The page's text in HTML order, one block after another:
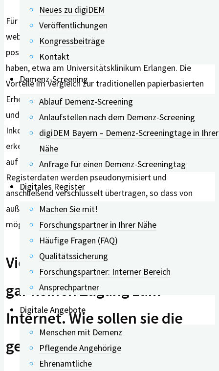
Neues zu digiDEM
Veröffentlichungen
Kongressbeiträge
Kontakt
Demenz-Screening
Ablauf Demenz-Screening
Anlaufstellen nach dem Demenz-Screening
digiDEM Bayern – Demenz-Screeningtage in Ihrer
Nähe
Anfrage für einen Demenz-Screeningtag
Digitales Register
Machen Sie mit!
Forschungspartner in Ihrer Nähe
Häufige Fragen (FAQ)
Qualitätssicherung
Forschungspartner: Interner Bereich
Ansprechpartner
Digitale Angebote
Menschen mit Demenz
Pflegende Angehörige
Ehrenamtliche
Für die Registerstruktur arbeiten wir mit einem
webbasierten Erfassungstool, mit dem wir bereits sehr
positive Erfahrungen bei früheren Projekten gemacht
haben, etwa am Universitätsklinikum Erlangen. Die
Vorteile im Vergleich zur traditionellen papierbasierten
Erhebungsform liegt unter anderem in erheblicher Zeit-
und Kostenersparnis und in der Vermeidung von
Inkonsistenzen. Das System kann Fehleingaben
erkennen, entsprechend nachfragen und die Angaben
auf Vollständigkeit und Plausibilität prüfen. Die
Registerdaten werden pseudonymisiert und
anschließend verschlüsselt übertragen, so dass von
außen keine Identifizierung der befragten Personen
möglich ist.
Viele ältere Menschen haben
gar keinen Zugang zum
Internet. Wie sollen sie die
geplanten Angebote nutzen?